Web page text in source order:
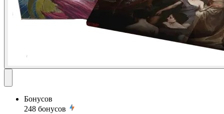
Бонусов
248 бонусов